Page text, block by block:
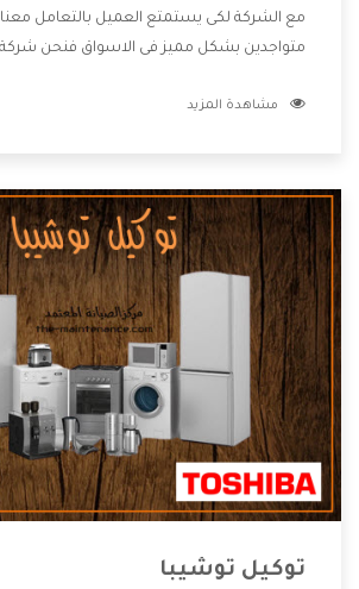
مع الشركة لكى يستمتع العميل بالتعامل معنا
متواجدين بشكل مميز فى الاسواق فنحن شركة
الشركة بها والتى تكون منها خدمة الصيانة
وأقوى الأسعار التى تكون مناسبة لكثير من
مشاهدة المزيد
توكيل توشيبا